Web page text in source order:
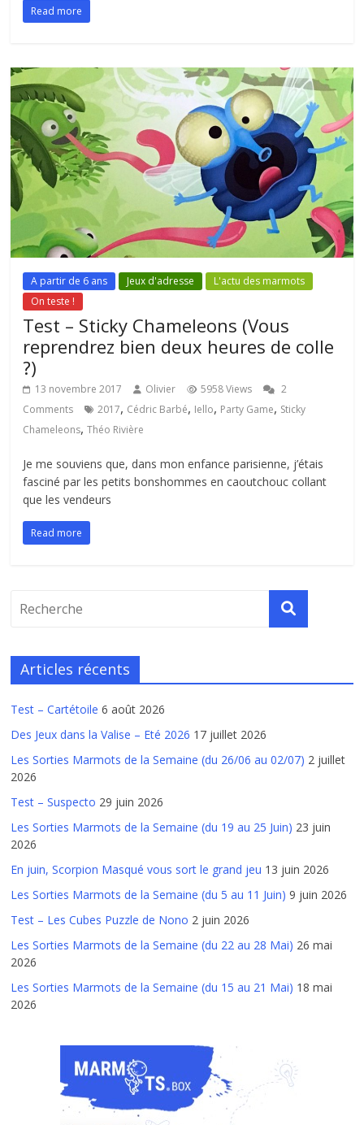
Read more
A partir de 6 ans Jeux d'adresse
L'actu des marmots
On teste !
Test – Sticky Chameleons (Vous
reprendrez bien deux heures de colle
?)
13 novembre 2017 Olivier 5958 Views
2
Comments
2017, Cédric Barbé, Iello, Party Game, Sticky
Chameleons,Théo Rivière
Je me souviens que, dans mon enfance parisienne, j’étais
fasciné par les petits bonshommes en caoutchouc collant
que les vendeurs
Read more
Articles récents
Test – Cartétoile 6 août 2026
Des Jeux dans la Valise – Eté 2026 17 juillet 2026
Les Sorties Marmots de la Semaine (du 26/06 au 02/07) 2 juillet
2026
Test – Suspecto 29 juin 2026
Les Sorties Marmots de la Semaine (du 19 au 25 Juin) 23 juin
2026
En juin, Scorpion Masqué vous sort le grand jeu 13 juin 2026
Les Sorties Marmots de la Semaine (du 5 au 11 Juin) 9 juin 2026
Test – Les Cubes Puzzle de Nono 2 juin 2026
Les Sorties Marmots de la Semaine (du 22 au 28 Mai) 26 mai
2026
Les Sorties Marmots de la Semaine (du 15 au 21 Mai) 18 mai
2026